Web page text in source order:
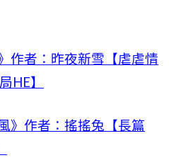
作者：昨夜新雪【虐虐情
HE】
》作者：搖搖兔【長篇